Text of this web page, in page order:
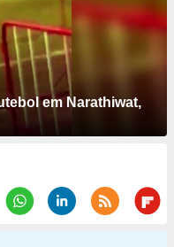
em Narathiwat,